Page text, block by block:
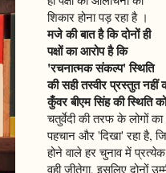
शिकार होना पड़ रहा है ।
मजे की बात है कि दोनों ही
पक्षों का आरोप है कि
'रचनात्मक संकल्प' स्थिति
की सही तस्वीर प्रस्तुत
कुँवर बीएम सिंह की
चतुर्वेदी की तरफ के लोगों
पहचान और 'दिखा' रहा है,
होने वाले हर चुनाव में
वही जीतेगा, इसलिए दोनों